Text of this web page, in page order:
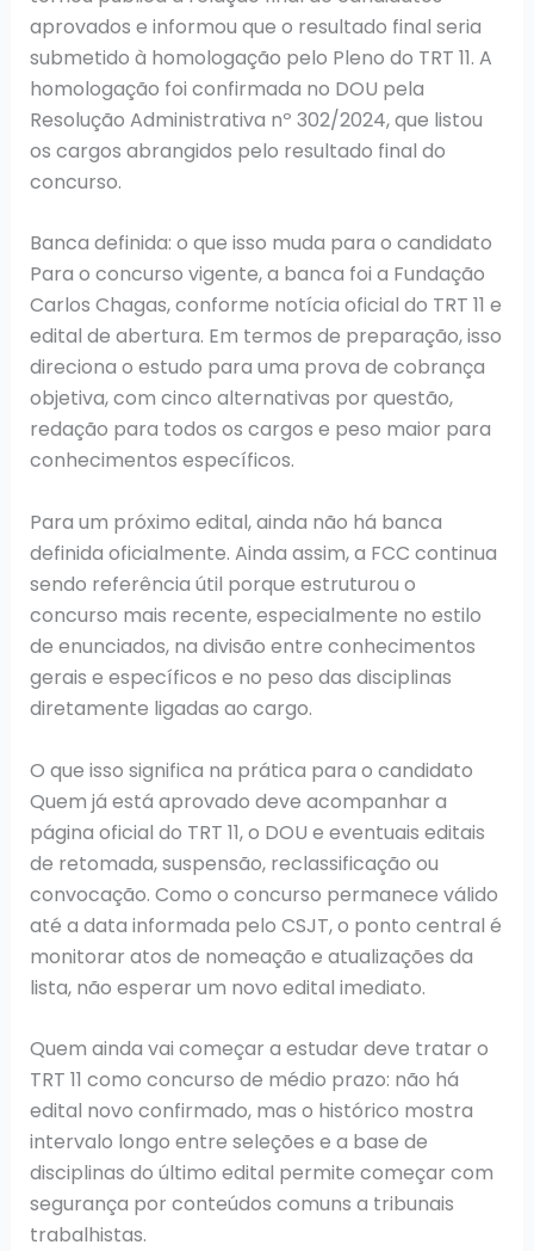
aprovados e informou que o resultado final seria
submetido à homologação pelo Pleno do TRT 11. A
homologação foi confirmada no DOU pela
Resolução Administrativa nº 302/2024, que listou
os cargos abrangidos pelo resultado final do
concurso.
Banca definida: o que isso muda para o candidato
Para o concurso vigente, a banca foi a Fundação
Carlos Chagas, conforme notícia oficial do TRT 11 e
edital de abertura. Em termos de preparação, isso
direciona o estudo para uma prova de cobrança
objetiva, com cinco alternativas por questão,
redação para todos os cargos e peso maior para
conhecimentos específicos.
Para um próximo edital, ainda não há banca
definida oficialmente. Ainda assim, a FCC continua
sendo referência útil porque estruturou o
concurso mais recente, especialmente no estilo
de enunciados, na divisão entre conhecimentos
gerais e específicos e no peso das disciplinas
diretamente ligadas ao cargo.
O que isso significa na prática para o candidato
Quem já está aprovado deve acompanhar a
página oficial do TRT 11, o DOU e eventuais editais
de retomada, suspensão, reclassificação ou
convocação. Como o concurso permanece válido
até a data informada pelo CSJT, o ponto central é
monitorar atos de nomeação e atualizações da
lista, não esperar um novo edital imediato.
Quem ainda vai começar a estudar deve tratar o
TRT 11 como concurso de médio prazo: não há
edital novo confirmado, mas o histórico mostra
intervalo longo entre seleções e a base de
disciplinas do último edital permite começar com
segurança por conteúdos comuns a tribunais
trabalhistas.